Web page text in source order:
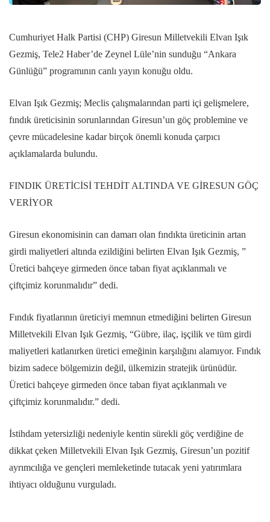
Cumhuriyet Halk Partisi (CHP) Giresun Milletvekili Elvan Işık
Gezmiş, Tele2 Haber’de Zeynel Lüle’nin sunduğu “Ankara
Günlüğü” programının canlı yayın konuğu oldu.
Elvan Işık Gezmiş; Meclis çalışmalarından parti içi gelişmelere,
fındık üreticisinin sorunlarından Giresun’un göç problemine ve
çevre mücadelesine kadar birçok önemli konuda çarpıcı
açıklamalarda bulundu.
FINDIK ÜRETİCİSİ TEHDİT ALTINDA VE GİRESUN GÖÇ
VERİYOR
Giresun ekonomisinin can damarı olan fındıkta üreticinin artan
girdi maliyetleri altında ezildiğini belirten Elvan Işık Gezmiş, ”
Üretici bahçeye girmeden önce taban fiyat açıklanmalı ve
çiftçimiz korunmalıdır” dedi.
Fındık fiyatlarının üreticiyi memnun etmediğini belirten Giresun
Milletvekili Elvan Işık Gezmiş, “Gübre, ilaç, işçilik ve tüm girdi
maliyetleri katlanırken üretici emeğinin karşılığını alamıyor. Fındık
bizim sadece bölgemizin değil, ülkemizin stratejik ürünüdür.
Üretici bahçeye girmeden önce taban fiyat açıklanmalı ve
çiftçimiz korunmalıdır.” dedi.
İstihdam yetersizliği nedeniyle kentin sürekli göç verdiğine de
dikkat çeken Milletvekili Elvan Işık Gezmiş, Giresun’un pozitif
ayrımcılığa ve gençleri memleketinde tutacak yeni yatırımlara
ihtiyacı olduğunu vurguladı.